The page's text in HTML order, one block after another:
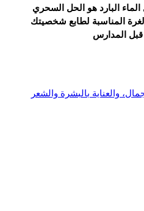
البارد هو الحل السحري
المناسبة لطابع شخصيتك
قبل المدارس
والشعر